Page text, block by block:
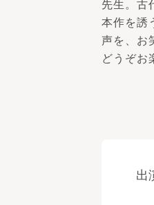
先生。古
本作を誘
声を、お
どうぞお
出